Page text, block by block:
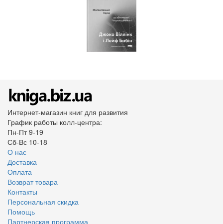
Интернет-магазин книг для развития
График работы колл-центра:
Пн-Пт 9-19
Сб-Вс 10-18
О нас
Доставка
Оплата
Возврат товара
Контакты
Персональная скидка
Помощь
Партнерская программа